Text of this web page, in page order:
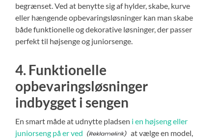
begrænset. Ved at benytte sig af hylder, skabe, kurve
eller hængende opbevaringsløsninger kan man skabe
både funktionelle og dekorative løsninger, der passer
perfekt til højsenge og juniorsenge.
4. Funktionelle
opbevaringsløsninger
indbygget i sengen
En smart måde at udnytte pladsen i en højseng eller
juniorseng på er ved
at vælge en model,